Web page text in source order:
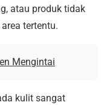
atau produk tidak
tertentu.
Mengintai
kulit sangat